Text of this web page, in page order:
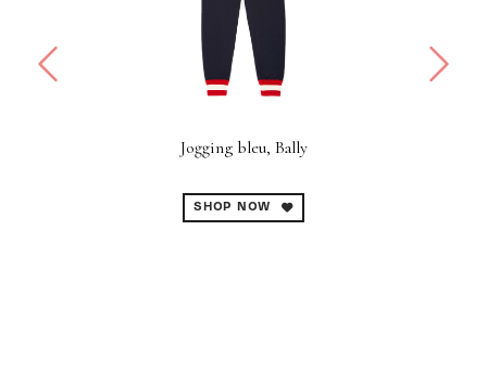
Jogging bleu, Bally
SHOP NOW